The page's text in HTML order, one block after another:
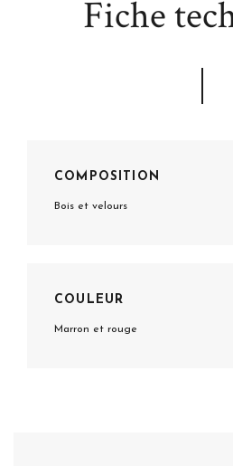
Fiche
COMPOSITION
Bois et velours
COULEUR
Marron et rouge